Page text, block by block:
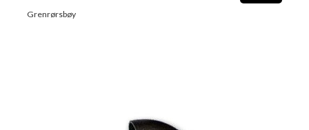
Grenrørsbøy